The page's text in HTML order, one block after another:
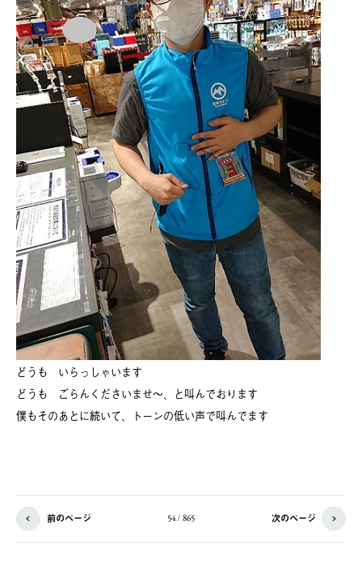
どうも いらっしゃいます
どうも ごらんくださいませ～、と叫んでおります
僕もそのあとに続いて、トーンの低い声で叫んでます
前のページ 54 / 865 次のページ